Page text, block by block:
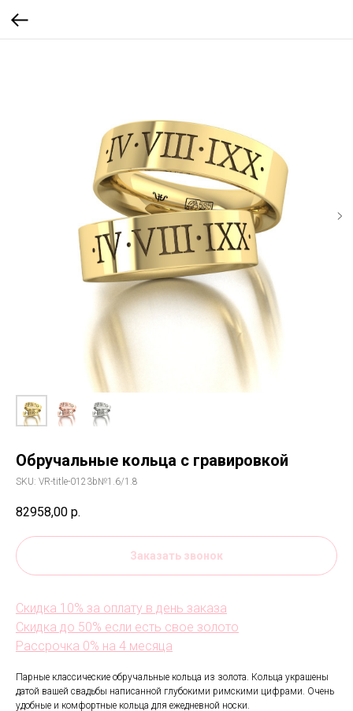
Обручальные кольца с гравировкой
SKU: VR-title-0123b№1.6/1.8
82958,00 р.
Заказать звонок
Скидка 10% за оплату в день заказа
Скидка до 50% если есть свое золото
Рассрочка 0% на 4 месяца
Парные классические обручальные кольца из золота. Кольца украшены
датой вашей свадьбы написанной глубокими римскими цифрами. Очень
удобные и комфортные кольца для ежедневной носки.